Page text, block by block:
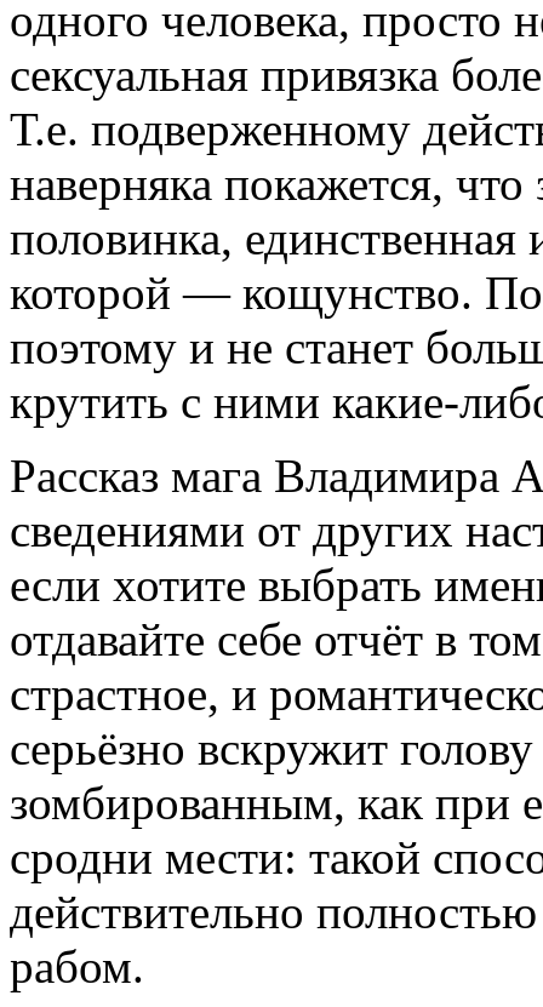
одного человека, просто
сексуальная привязка
Т.е. подверженному
наверняка покажется, что
половинка,
которой — кощунство.
поэтому и не станет
крутить с ними какие-
Рассказ мага Владимира
сведениями от других
если хотите выбрать
отдавайте себе отчёт в
страстное, и
серьёзно вскружит
зомбированным, как при
сродни мести: такой
действительно
рабом.